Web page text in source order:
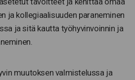
ja kollegiaalisuuden paraneminen
ja sitä kautta työhyvinvoinnin ja
muutoksen valmistelussa ja